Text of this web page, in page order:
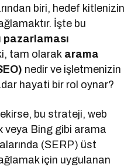
biri, hedef kitlenizin
İşte bu
tam olarak arama
nedir ve işletmenizin
hayati bir rol oynar?
bu strateji, web
veya Bing gibi arama
(SERP) üst
için uygulanan